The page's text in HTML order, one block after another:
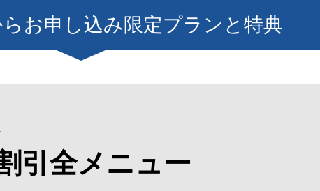
お申し込み限定プランと特典
引全メニュー